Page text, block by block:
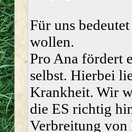
Für uns
wollen.
Pro Ana fördert
selbst. Hierbei
Krankheit. Wir
die ES richtig
Verbreitung von